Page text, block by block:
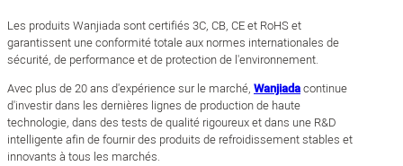
Les produits Wanjiada sont certifiés 3C, CB, CE et RoHS et
garantissent une conformité totale aux normes internationales de
sécurité, de performance et de protection de l'environnement.
Avec plus de 20 ans d'expérience sur le marché, Wanjiadacontinue
d'investir dans les dernières lignes de production de haute
technologie, dans des tests de qualité rigoureux et dans une R&D
intelligente afin de fournir des produits de refroidissement stables et
innovants à tous les marchés.